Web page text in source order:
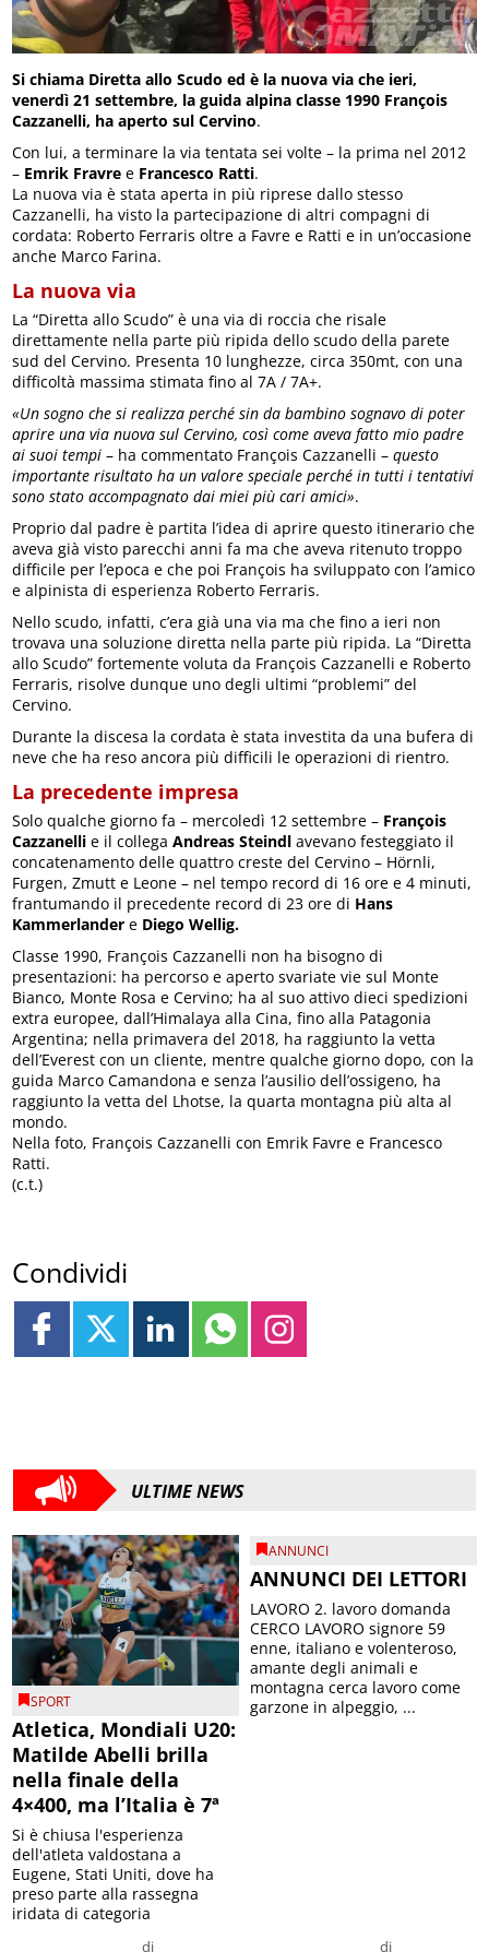
Si chiama Diretta allo Scudo ed è la nuova via che ieri,
venerdì 21 settembre, la guida alpina classe 1990 François
Cazzanelli, ha aperto sul Cervino.
Con lui, a terminare la via tentata sei volte – la prima nel 2012
– Emrik Fravre e Francesco Ratti.
La nuova via è stata aperta in più riprese dallo stesso
Cazzanelli, ha visto la partecipazione di altri compagni di
cordata: Roberto Ferraris oltre a Favre e Ratti e in un’occasione
anche Marco Farina.
La nuova via
La “Diretta allo Scudo” è una via di roccia che risale
direttamente nella parte più ripida dello scudo della parete
sud del Cervino. Presenta 10 lunghezze, circa 350mt, con una
difficoltà massima stimata fino al 7A / 7A+.
«Un sogno che si realizza perché sin da bambino sognavo di poter
aprire una via nuova sul Cervino, così come aveva fatto mio padre
ai suoi tempi– ha commentato François Cazzanelli –questo
importante risultato ha un valore speciale perché in tutti i tentativi
sono stato accompagnato dai miei più cari amici».
Proprio dal padre è partita l’idea di aprire questo itinerario che
aveva già visto parecchi anni fa ma che aveva ritenuto troppo
difficile per l’epoca e che poi François ha sviluppato con l’amico
e alpinista di esperienza Roberto Ferraris.
Nello scudo, infatti, c’era già una via ma che fino a ieri non
trovava una soluzione diretta nella parte più ripida. La “Diretta
allo Scudo” fortemente voluta da François Cazzanelli e Roberto
Ferraris, risolve dunque uno degli ultimi “problemi” del
Cervino.
Durante la discesa la cordata è stata investita da una bufera di
neve che ha reso ancora più difficili le operazioni di rientro.
La precedente impresa
Solo qualche giorno fa – mercoledì 12 settembre – François
Cazzanelli e il collegaAndreas Steindl avevano festeggiato il
concatenamento delle quattro creste del Cervino – Hörnli,
Furgen, Zmutt e Leone – nel tempo record di 16 ore e 4 minuti,
frantumando il precedente record di 23 ore di Hans
Kammerlander e Diego Wellig.
Classe 1990, François Cazzanelli non ha bisogno di
presentazioni: ha percorso e aperto svariate vie sul Monte
Bianco, Monte Rosa e Cervino; ha al suo attivo dieci spedizioni
extra europee, dall’Himalaya alla Cina, fino alla Patagonia
Argentina; nella primavera del 2018, ha raggiunto la vetta
dell’Everest con un cliente, mentre qualche giorno dopo, con la
guida Marco Camandona e senza l’ausilio dell’ossigeno, ha
raggiunto la vetta del Lhotse, la quarta montagna più alta al
mondo.
Nella foto, François Cazzanelli con Emrik Favre e Francesco
Ratti.
(c.t.)
Condividi
ULTIME NEWS
SPORT
Atletica, Mondiali U20:
Matilde Abelli brilla
nella finale della
4×400, ma l’Italia è 7ª
di
Si è chiusa l'esperienza
dell'atleta valdostana a
Eugene, Stati Uniti, dove ha
preso parte alla rassegna
iridata di categoria
ANNUNCI
ANNUNCI DEI LETTORI
di
LAVORO 2. lavoro domanda
CERCO LAVORO signore 59
enne, italiano e volenteroso,
amante degli animali e
montagna cerca lavoro come
garzone in alpeggio, ...